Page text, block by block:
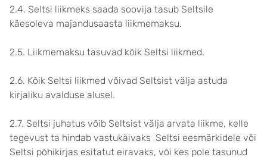
2.4. Seltsi liikmeks saada soovija tasub Seltsile
käesoleva majandusaasta liikmemaksu.
2.5. Liikmemaksu tasuvad kõik Seltsi liikmed.
2.6. Kõik Seltsi liikmed võivad Seltsist välja astuda
kirjaliku avalduse alusel.
2.7. Seltsi juhatus võib Seltsist välja arvata liikme, kelle
tegevust ta hindab vastukäivaks Seltsi eesmärkidele või
Seltsi põhikirjas esitatut eiravaks, või kes pole tasunud